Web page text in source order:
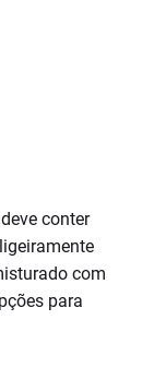
conter
com
para